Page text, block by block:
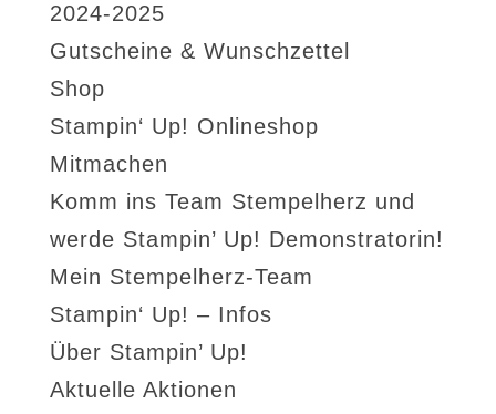
2024-2025
Gutscheine & Wunschzettel
Shop
Stampin‘ Up! Onlineshop
Mitmachen
Komm ins Team Stempelherz und
werde Stampin’ Up! Demonstratorin!
Mein Stempelherz-Team
Stampin‘ Up! – Infos
Über Stampin’ Up!
Aktuelle Aktionen